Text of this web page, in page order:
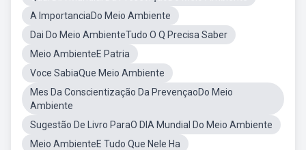
A ImportanciaDo Meio Ambiente
Dai Do Meio AmbienteTudo O Q Precisa Saber
Meio AmbienteE Patria
Voce SabiaQue Meio Ambiente
Mes Da Conscientização Da PrevençaoDo Meio
Ambiente
Sugestão De Livro ParaO DIA Mundial Do Meio Ambiente
Meio AmbienteE Tudo Que Nele Ha